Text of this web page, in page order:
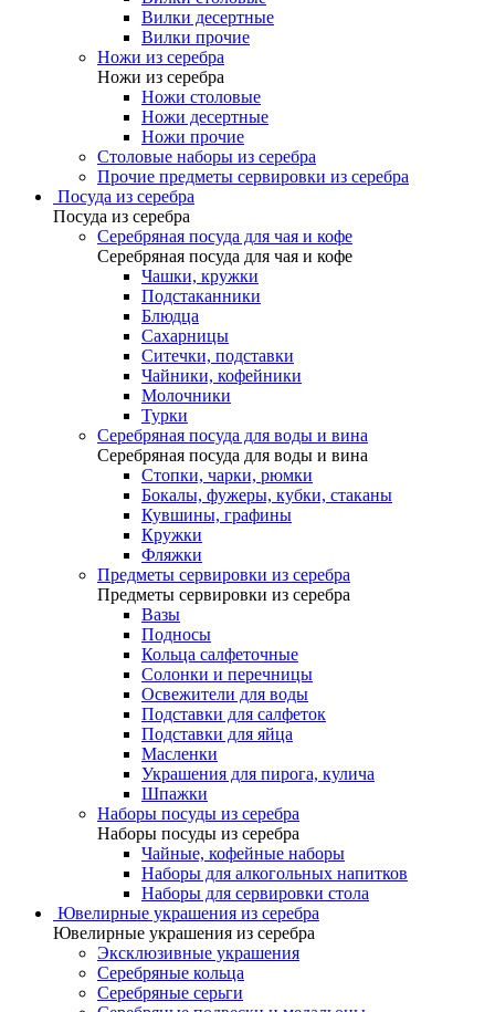
Вилки десертные
Вилки прочие
Ножи из серебра
Ножи из серебра
Ножи столовые
Ножи десертные
Ножи прочие
Столовые наборы из серебра
Прочие предметы сервировки из серебра
Посуда из серебра
Посуда из серебра
Серебряная посуда для чая и кофе
Серебряная посуда для чая и кофе
Чашки, кружки
Подстаканники
Блюдца
Сахарницы
Ситечки, подставки
Чайники, кофейники
Молочники
Турки
Серебряная посуда для воды и вина
Серебряная посуда для воды и вина
Стопки, чарки, рюмки
Бокалы, фужеры, кубки, стаканы
Кувшины, графины
Кружки
Фляжки
Предметы сервировки из серебра
Предметы сервировки из серебра
Вазы
Подносы
Кольца салфеточные
Солонки и перечницы
Освежители для воды
Подставки для салфеток
Подставки для яйца
Масленки
Украшения для пирога, кулича
Шпажки
Наборы посуды из серебра
Наборы посуды из серебра
Чайные, кофейные наборы
Наборы для алкогольных напитков
Наборы для сервировки стола
Ювелирные украшения из серебра
Ювелирные украшения из серебра
Эксклюзивные украшения
Серебряные кольца
Серебряные серьги